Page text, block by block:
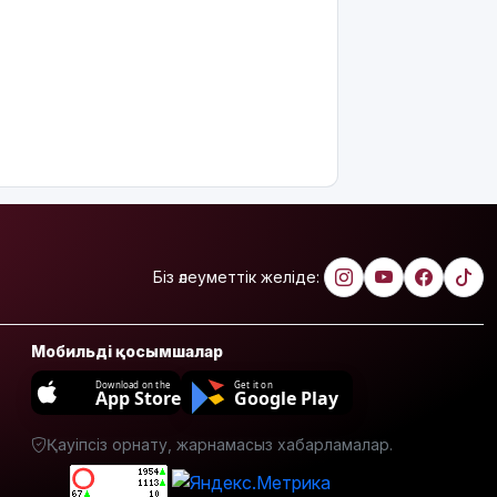
Қарағандада
Z белгісі
бар жейде
киген
жолаушы
қызу
талқыға
Біз әлеуметтік желіде:
Мобильді қосымшалар
Download on the
App Store
Get it on
Google Play
Қауіпсіз орнату, жарнамасыз хабарламалар.